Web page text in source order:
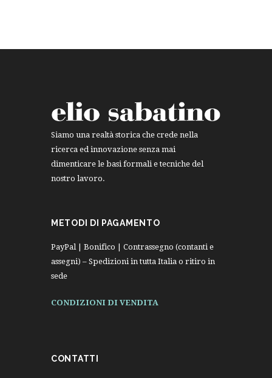
Siamo una realtà storica che crede nella
ricerca ed innovazione senza mai
dimenticare le basi formali e tecniche del
nostro lavoro.
METODI DI PAGAMENTO
PayPal | Bonifico | Contrassegno (contanti e
assegni) – Spedizioni in tutta Italia o ritiro in
sede
CONDIZIONI DI VENDITA
CONTATTI